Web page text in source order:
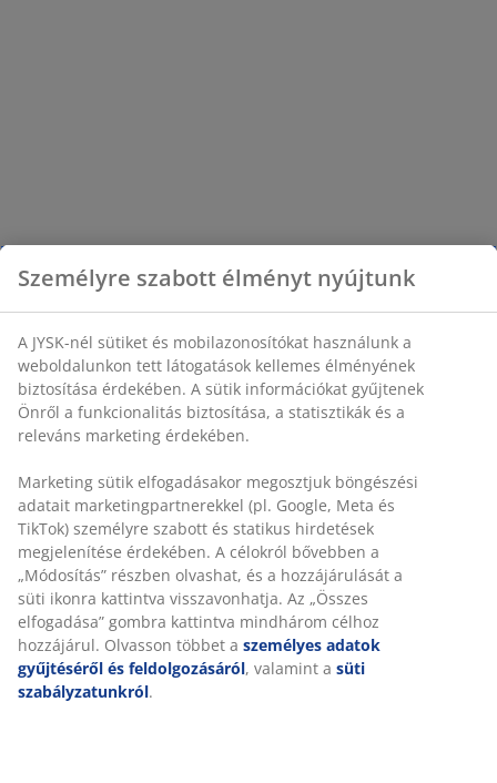
Személyre szabott élményt nyújtunk
A JYSK-nél sütiket és mobilazonosítókat használunk a
weboldalunkon tett látogatások kellemes élményének
biztosítása érdekében. A sütik információkat gyűjtenek
Önről a funkcionalitás biztosítása, a statisztikák és a
releváns marketing érdekében.
Marketing sütik elfogadásakor megosztjuk böngészési
adatait marketingpartnerekkel (pl. Google, Meta és
TikTok) személyre szabott és statikus hirdetések
megjelenítése érdekében. A célokról bővebben a
„Módosítás” részben olvashat, és a hozzájárulását a
süti ikonra kattintva visszavonhatja. Az „Összes
elfogadása” gombra kattintva mindhárom célhoz
hozzájárul. Olvasson többet a személyes adatok
gyűjtéséről és feldolgozásáról, valamint a süti
szabályzatunkról.